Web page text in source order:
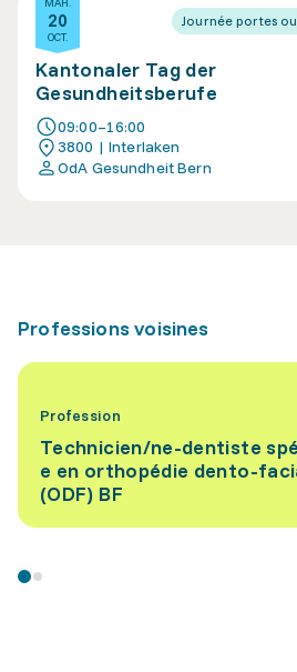
20
OCT.
Journée portes
Kantonaler Tag der
Gesundheitsberufe
09:00–16:00
3800 | Interlaken
OdA Gesundheit Bern
Professions voisines
Profession
Technicien/ne-dentiste
e en orthopédie dento-
(ODF) BF